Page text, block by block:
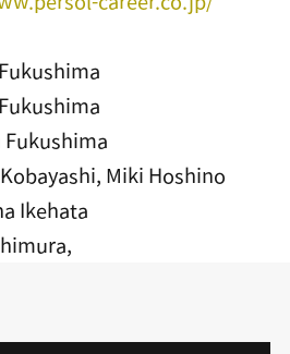
Fukushima
Miki Hoshino
Ikehata